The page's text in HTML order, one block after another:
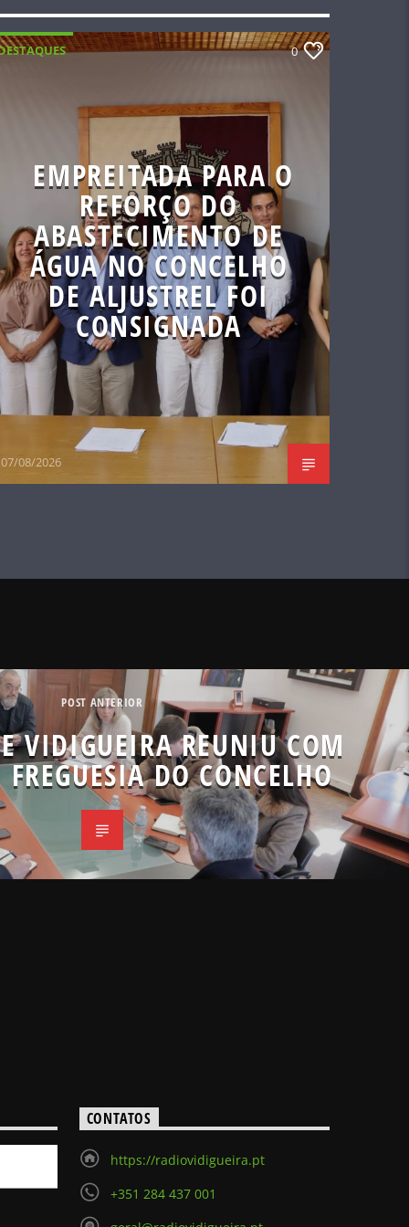
0
EMPREITADA PARA O
REFORÇO DO
ABASTECIMENTO DE
ÁGUA NO CONCELHO
DE ALJUSTREL FOI
CONSIGNADA
07/08/2026
POST ANTERIOR
VIDIGUEIRA REUNIU COM
FREGUESIA DO CONCELHO
CONTATOS
https://radiovidigueira.pt
+351 284 437 001